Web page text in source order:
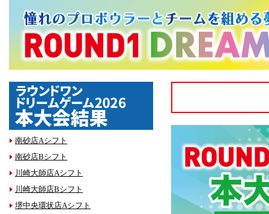
南砂店Aシフト
南砂店Bシフト
川崎大師店Aシフト
川崎大師店Bシフト
堺中央環状店Aシフト